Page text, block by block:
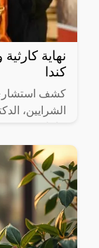
نهاية
كندا
كشف
الشرايين،
الإنعاش.